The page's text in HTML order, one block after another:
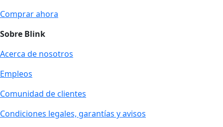
Comprar ahora
Sobre Blink
Acerca de nosotros
Empleos
Comunidad de clientes
Condiciones legales, garantías y avisos